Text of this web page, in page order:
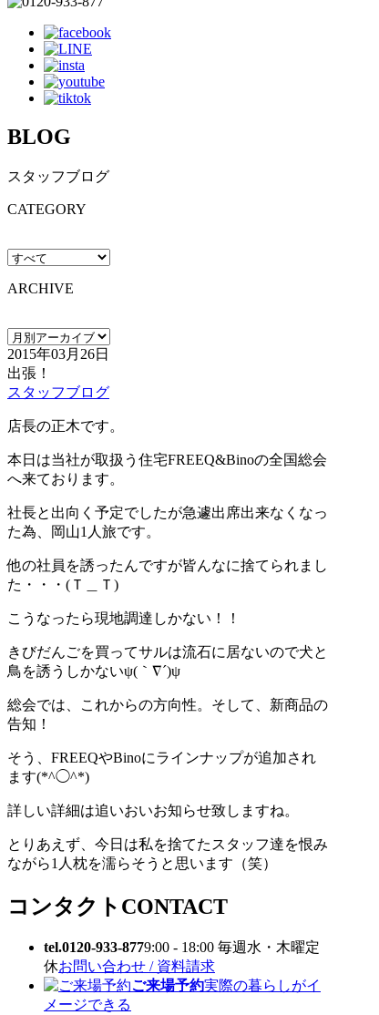
BLOG
スタッフブログ
CATEGORY
ARCHIVE
2015年03月26日
出張！
スタッフブログ
店長の正木です。
本日は当社が取扱う住宅FREEQ&Binoの全国総会
へ来ております。
社長と出向く予定でしたが急遽出席出来なくなっ
た為、岡山1人旅です。
他の社員を誘ったんですが皆んなに捨てられまし
た・・・(Ｔ＿Ｔ)
こうなったら現地調達しかない！！
きびだんごを買ってサルは流石に居ないので犬と
鳥を誘うしかないψ(｀∇´)ψ
総会では、これからの方向性。そして、新商品の
告知！
そう、FREEQやBinoにラインナップが追加され
ます(*^◯^*)
詳しい詳細は追いおいお知らせ致しますね。
とりあえず、今日は私を捨てたスタッフ達を恨み
ながら1人枕を濡らそうと思います（笑）
コンタクト CONTACT
tel.0120-933-8779:00 - 18:00 毎週水・木曜定
休お問い合わせ / 資料請求
ご来場予約実際の暮らしがイ
メージできる